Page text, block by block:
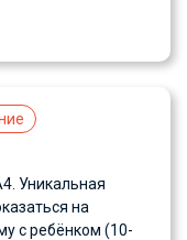
Уникальная
на
с ребёнком (10-